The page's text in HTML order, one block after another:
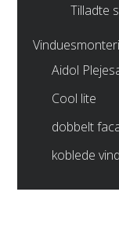
Tilladte
Aidol
Cool lite
dobbelt
koblede